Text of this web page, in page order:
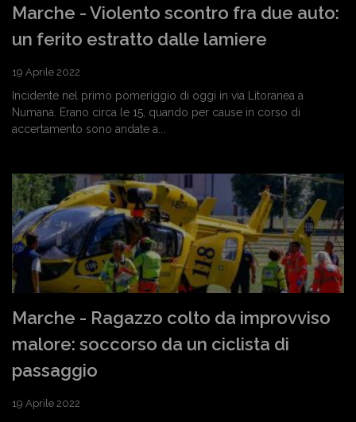
Marche - Violento scontro fra due auto:
un ferito estratto dalle lamiere
19 Aprile 2022
Incidente nel primo pomeriggio di oggi in via Litoranea a
Numana. Erano circa le 15, quando per cause in corso di
accertamento sono andate a...
Marche - Ragazzo colto da improvviso
malore: soccorso da un ciclista di
passaggio
19 Aprile 2022